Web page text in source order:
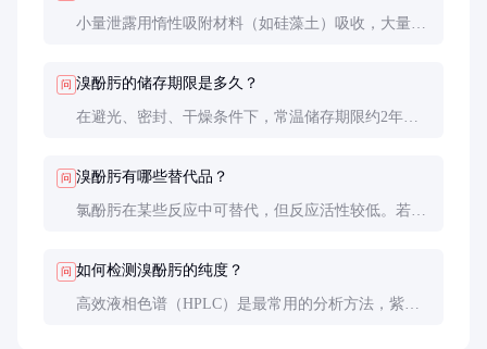
小量泄露用惰性吸附材料（如硅藻土）吸收，大量泄
问 溴酚肟的储存期限是多久？
在避光、密封、干燥条件下，常温储存期限约2年。
问 溴酚肟有哪些替代品？
氯酚肟在某些反应中可替代，但反应活性较低。若无
问 如何检测溴酚肟的纯度？
高效液相色谱（HPLC）是最常用的分析方法，紫外